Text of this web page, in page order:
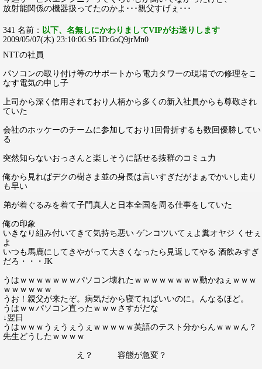
放射能関係の機器扱ってたのかよ･･･親父すげぇ･･･
341 名前： 以下、名無しにかわりましてVIPがお送りします
2009/05/07(木) 23:10:06.95 ID:6oQ9jrMn0
NTTの社員
パソコンの取り付け等のサポートから電力タワーの現場での修理をこ
なす電気の申し子
上司から深く信用されており人柄から多くの新入社員からも尊敬され
ていた
会社のホッケーのチームに参加しており1回骨折するも数回優勝してい
る
突然知らないおっさんと楽しそうに話せる抜群のコミュ力
俺から見ればデクの樹さま並の身長は言いすぎだがまぁでかいし走り
も早い
弟が着ぐるみを着て子門真人と日本全国を周る仕事をしていた
俺の印象
いきなり組み付いてきて気持ち悪い ゲンコツいてぇよ糞オヤジ くせぇ
よ
いつも馬鹿にしてきやがって大きくなったら見返してやる 酒飲みすぎ
だろ・・・JK
うはｗｗｗｗｗｗｗパソコン壊れたｗｗｗｗｗｗｗｗ動かねぇｗｗｗ
ｗｗｗｗｗｗ
うお！親父が来たぞ。病気だから寝てればいいのに。んなるほど。
うはｗｗパソコン直ったｗｗｗさすがだな
↓翌日
うはｗｗｗうぇうぇうぇｗｗｗｗｗ英語のテスト分からんｗｗｗん？
先生どうしたｗｗｗｗ
え？ 容態が急変？